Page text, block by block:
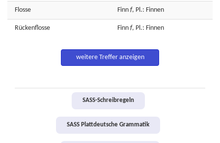
Flosse Finn f, Pl.: Finnen
Rückenflosse Finn f, Pl.: Finnen
weitere Treffer anzeigen
SASS-Schreibregeln
SASS Plattdeutsche Grammatik